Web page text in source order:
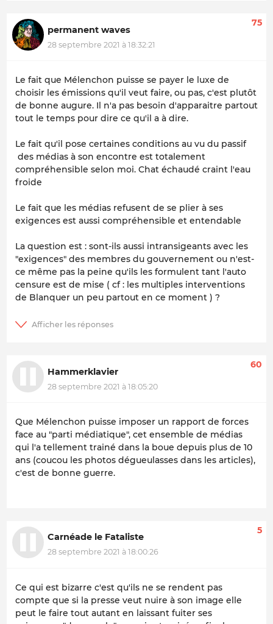
permanent waves
28 septembre 2021 à 18:32:21
75
Le fait que Mélenchon puisse se payer le luxe de
choisir les émissions qu'il veut faire, ou pas, c'est plutôt
de bonne augure. Il n'a pas besoin d'apparaitre partout
tout le temps pour dire ce qu'il a à dire.
Le fait qu'il pose certaines conditions au vu du passif
des médias à son encontre est totalement
compréhensible selon moi. Chat échaudé craint l'eau
froide
Le fait que les médias refusent de se plier à ses
exigences est aussi compréhensible et entendable
La question est : sont-ils aussi intransigeants avec les
"exigences" des membres du gouvernement ou n'est-
ce même pas la peine qu'ils les formulent tant l'auto
censure est de mise ( cf : les multiples interventions
de Blanquer un peu partout en ce moment ) ?
Hammerklavier
28 septembre 2021 à 18:05:20
60
Que Mélenchon puisse imposer un rapport de forces
face au "parti médiatique", cet ensemble de médias
qui l'a tellement trainé dans la boue depuis plus de 10
ans (coucou les photos dégueulasses dans les articles),
c'est de bonne guerre.
Carnéade le Fataliste
28 septembre 2021 à 18:00:26
5
Ce qui est bizarre c'est qu'ils ne se rendent pas
compte que si la presse veut nuire à son image elle
peut le faire tout autant en laissant fuiter ses